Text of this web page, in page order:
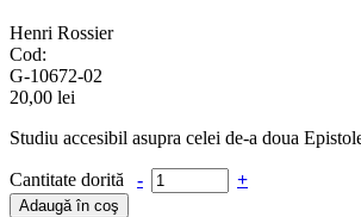
Henri Rossier
Cod:
G-10672-02
20,00 lei
Studiu accesibil asupra celei de-a doua
Cantitate dorită - +